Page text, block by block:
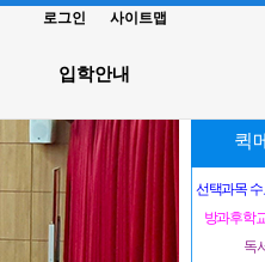
로그인 사이트맵
입학안내
퀵
선택과목
방과후학
독